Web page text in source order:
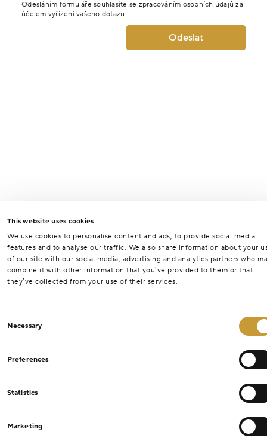
This website uses cookies
We use cookies to personalise content and ads, to provide social media
features and to analyse our traffic. We also share information about your
of our site with our social media, advertising and analytics partners who
combine it with other information that you’ve provided to them or that
they’ve collected from your use of their services.
Selection
Necessary
Preferences
Statistics
Marketing
Odesláním formuláře souhlasíte se zpracováním osobních údajů za
účelem vyřízení vašeho dotazu.
Odeslat